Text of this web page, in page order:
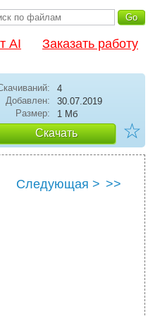
AI Заказать работу
4
Добавлен:
30.07.2019
Размер:
1 Мб
Скачать ☆
Следующая > >>